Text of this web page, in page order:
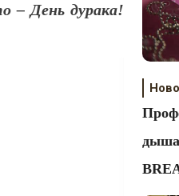
– День дурака!